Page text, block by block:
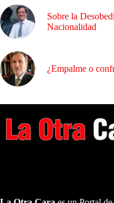
Sobre la
Nacionalidad
¿Empalme o